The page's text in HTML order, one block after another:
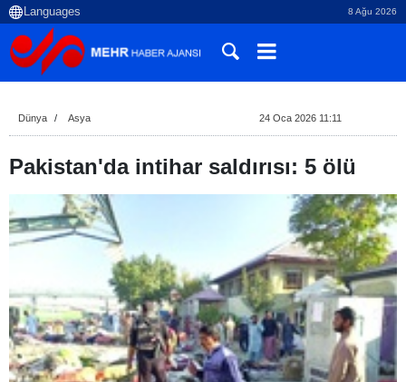
8 Ağu 2026
Dünya Asya 24 Oca 2026 11:11
Pakistan'da intihar saldırısı: 5 ölü